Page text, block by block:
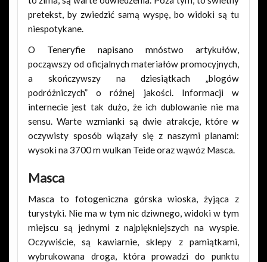
pretekst, by zwiedzić samą wyspę, bo widoki są tu
niespotykane.
O Teneryfie napisano mnóstwo artykułów,
począwszy od oficjalnych materiałów promocyjnych,
a skończywszy na dziesiątkach „blogów
podróżniczych” o różnej jakości. Informacji w
internecie jest tak dużo, że ich dublowanie nie ma
sensu. Warte wzmianki są dwie atrakcje, które w
oczywisty sposób wiązały się z naszymi planami:
wysoki na 3700 m wulkan Teide oraz wąwóz Masca.
Masca
Masca to fotogeniczna górska wioska, żyjąca z
turystyki. Nie ma w tym nic dziwnego, widoki w tym
miejscu są jednymi z najpiękniejszych na wyspie.
Oczywiście, są kawiarnie, sklepy z pamiątkami,
wybrukowana droga, która prowadzi do punktu